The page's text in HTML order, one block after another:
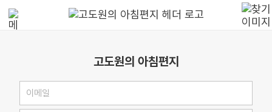
고도원의 아침편지